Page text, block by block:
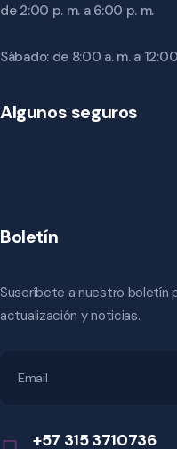
de 2:00 p. m. a 6:00 p. m.
Sábado: de 8:00 a. m. a
Algunos seguros
Boletín
Suscríbete a nuestro boletín
actualización y noticias.
+57 315 3710736